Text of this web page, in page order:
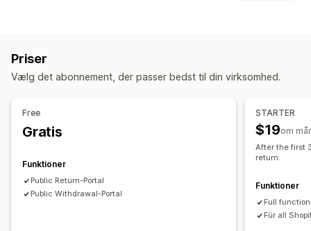
Returbehandling
Automatiske godkendelser
Returneringsportal
Returneringsfrister
Flere sprog
Fragtlabels
Mailnotifikationer
Lageropdateringer
Analyser
Tilpassede regler
Priser
Vælg det abonnement, der passer bedst til din virksomhed.
Free
Gratis
Funktioner
Public Return-Portal
Public Withdrawal-Portal
STARTER
$19om
After the first
return.
Funktioner
Full
Für all